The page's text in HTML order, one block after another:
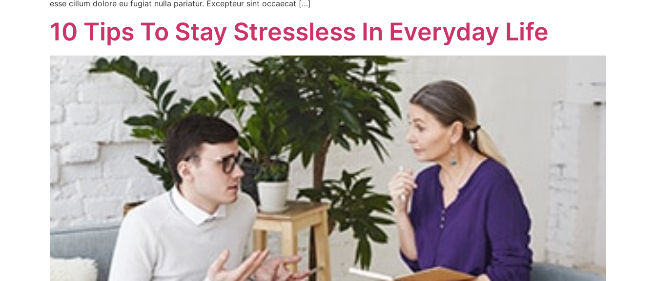
esse cillum dolore eu fugiat nulla pariatur. Excepteur sint occaecat […]
10 Tips To Stay Stressless In Everyday Life